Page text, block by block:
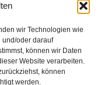
wir Technologien wie
und/oder darauf
können wir Daten
Website verarbeiten.
können
werden.
14 15
22 23